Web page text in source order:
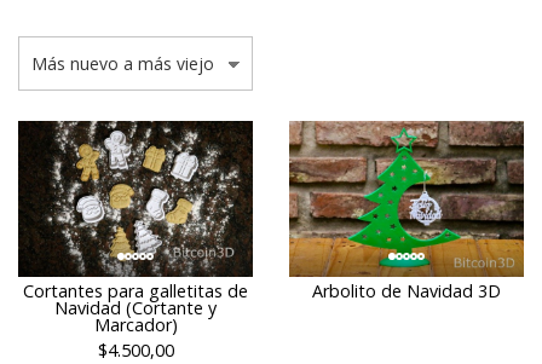
Cortantes para galletitas de
Navidad (Cortante y
Marcador)
$4.500,00
Arbolito de Navidad 3D